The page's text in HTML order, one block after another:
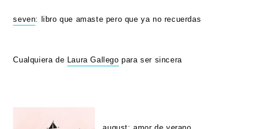
seven: libro que amaste pero que ya no recuerdas
Cualquiera de Laura Gallego para ser sincera